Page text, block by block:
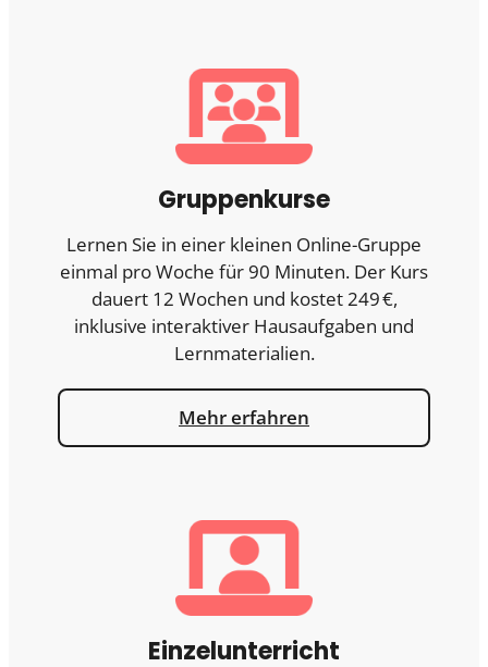
Gruppenkurse
Lernen Sie in einer kleinen Online-Gruppe
einmal pro Woche für 90 Minuten. Der Kurs
dauert 12 Wochen und kostet 249 €,
inklusive interaktiver Hausaufgaben und
Lernmaterialien.
Mehr erfahren
Einzelunterricht